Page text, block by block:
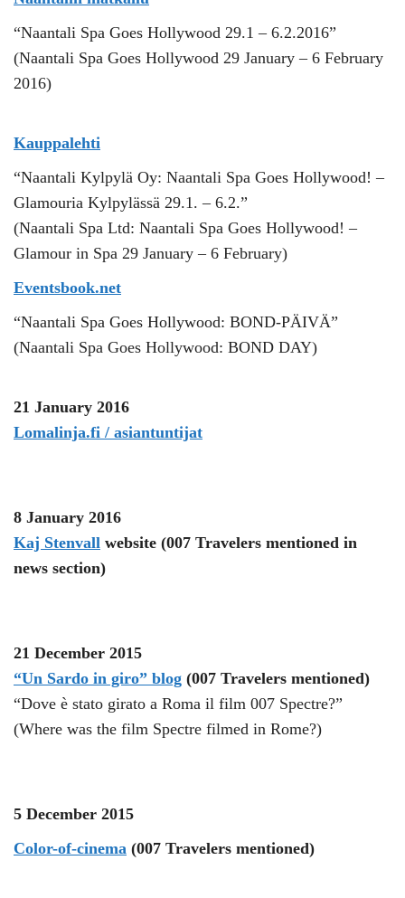
“Naantali Spa Goes Hollywood 29.1 – 6.2.2016”
(Naantali Spa Goes Hollywood 29 January – 6 February
2016)
Kauppalehti
“Naantali Kylpylä Oy: Naantali Spa Goes Hollywood! –
Glamouria Kylpylässä 29.1. – 6.2.”
(Naantali Spa Ltd: Naantali Spa Goes Hollywood! –
Glamour in Spa 29 January – 6 February)
Eventsbook.net
“Naantali Spa Goes Hollywood: BOND-PÄIVÄ”
(Naantali Spa Goes Hollywood: BOND DAY)
21 January 2016
Lomalinja.fi / asiantuntijat
8 January 2016
Kaj Stenvall website (007 Travelers mentioned in
news section)
21 December 2015
“Un Sardo in giro” blog (007 Travelers mentioned)
“Dove è stato girato a Roma il film 007 Spectre?”
(Where was the film Spectre filmed in Rome?)
5 December 2015
Color-of-cinema (007 Travelers mentioned)